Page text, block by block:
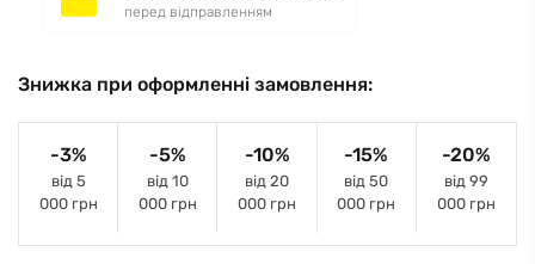
перед відправленням
Знижка при оформленні замовлення:
-3%
від 5
000 грн
-5%
від 10
000 грн
-10%
від 20
000 грн
-15%
від 50
000 грн
-20%
від 99
000 грн